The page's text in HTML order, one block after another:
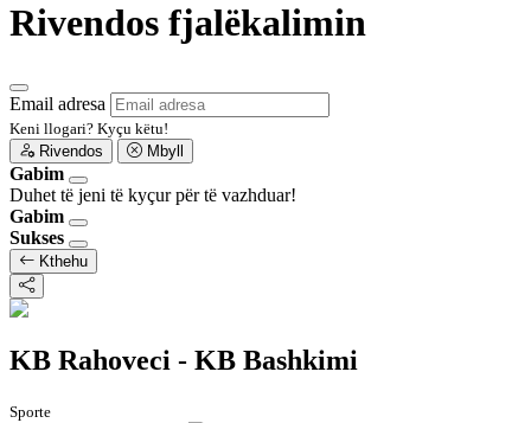
Rivendos fjalëkalimin
Email adresa
Keni llogari? Kyçu këtu!
Rivendos
Mbyll
Gabim
Duhet të jeni të kyçur për të vazhduar!
Gabim
Sukses
Kthehu
KB Rahoveci - KB Bashkimi
Sporte